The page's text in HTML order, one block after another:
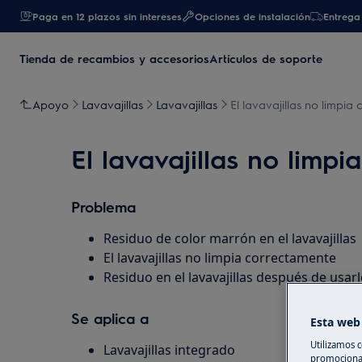
Paga en 12 plazos sin intereses Opciones de instalación
Tienda de recambios y accesoriosArtículos de soporte
Apoyo Lavavajillas Lavavajillas El lavavajillas no limpia
El lavavajillas no
Problema
Residuo de color marrón en el lavavajillas
El lavavajillas no limpia correctamente
Residuo en el lavavajillas después de
Se aplica a
Lavavajillas integrado
Esta
Utilizamos